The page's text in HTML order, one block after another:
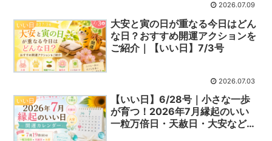
2026.07.09
いい日
大安と寅の日が重なる今日はどん
な日？おすすめ開運アクションを
ご紹介｜【いい日】7/3号
2026.07.03
いい日
【いい日】6/28号｜小さな一歩
が育つ！2026年7月縁起のいい
一粒万倍日・天赦日・大安など開